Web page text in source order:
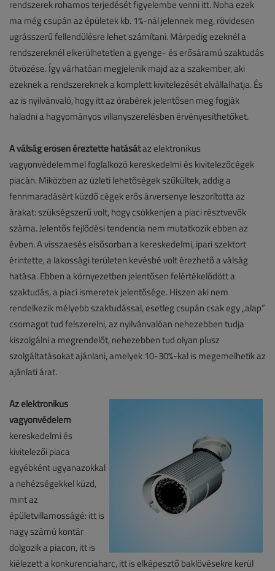
rendszerek rohamos terjedését figyelembe venni itt. Noha ezek
ma még csupán az épületek kb. 1%-nál jelennek meg, rövidesen
ugrásszerű fellendülésre lehet számítani. Márpedig ezeknél a
rendszereknél elkerülhetetlen a gyenge- és erősáramú szaktudás
ötvözése. Így várhatóan megjelenik majd az a szakember, aki
ezeknek a rendszereknek a komplett kivitelezését elvállalhatja. És
az is nyilvánvaló, hogy itt az órabérek jelentősen meg fogják
haladni a hagyományos villanyszerelésben érvényesíthetőket.
A válság erősen éreztette hatásátaz elektronikus
vagyonvédelemmel foglalkozó kereskedelmi és kivitelezőcégek
piacán. Miközben az üzleti lehetőségek szűkültek, addig a
fennmaradásért küzdő cégek erős árversenye leszorította az
árakat: szükségszerű volt, hogy csökkenjen a piaci résztvevők
száma. Jelentős fejlődési tendencia nem mutatkozik ebben az
évben. A visszaesés elsősorban a kereskedelmi, ipari szektort
érintette, a lakossági területen kevésbé volt érezhető a válság
hatása. Ebben a környezetben jelentősen felértékelődött a
szaktudás, a piaci ismeretek jelentősége. Hiszen aki nem
rendelkezik mélyebb szaktudással, esetleg csupán csak egy „alap”
csomagot tud felszerelni, az nyilvánvalóan nehezebben tudja
kiszolgálni a megrendelőt, nehezebben tud olyan plusz
szolgáltatásokat ajánlani, amelyek 10-30%-kal is megemelhetik az
ajánlati árat.
Az elektronikus
vagyonvédelem
kereskedelmi és
kivitelezői piaca
egyébként ugyanazokkal
a nehézségekkel küzd,
mint az
épületvillamosságé: itt is
nagy számú kontár
dolgozik a piacon, itt is
kiélezett a konkurenciaharc, itt is elképesztő baklövésekre kerül